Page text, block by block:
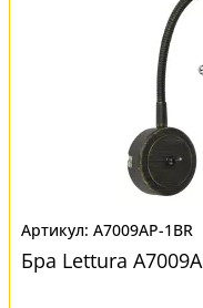
A7009AP-1BR
Бра Lettura